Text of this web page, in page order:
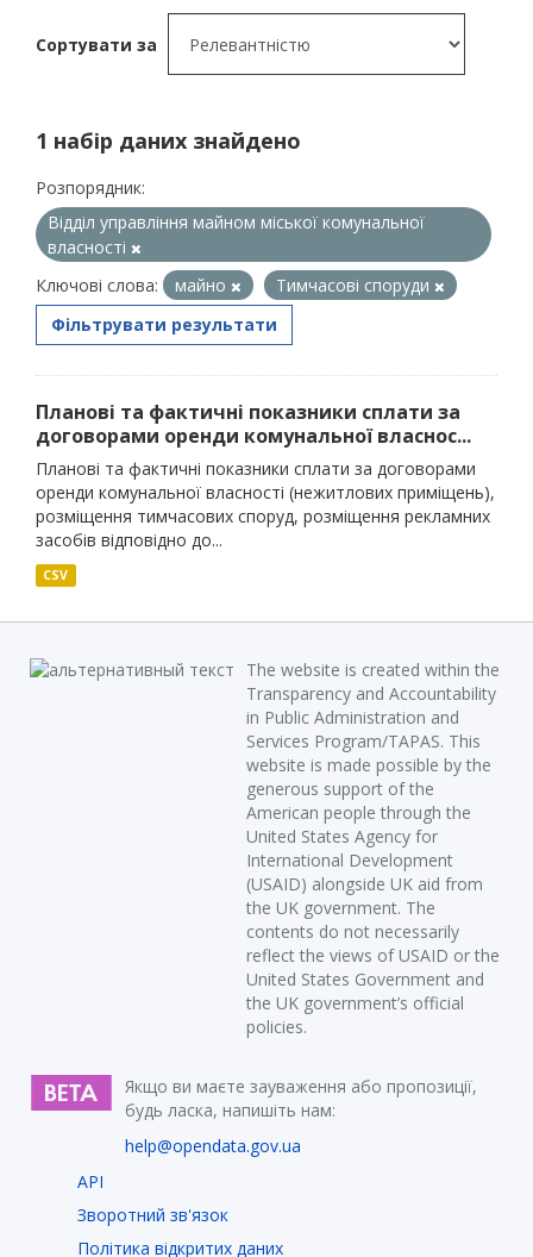
Сортувати за
1 набір даних знайдено
Розпорядник:
Відділ управління майном міської комунальної
власності
Ключові слова:
майно
Тимчасові споруди
Фільтрувати результати
Планові та фактичні показники сплати за
договорами оренди комунальної власнос...
Планові та фактичні показники сплати за договорами
оренди комунальної власності (нежитлових приміщень),
розміщення тимчасових споруд, розміщення рекламних
засобів відповідно до...
CSV
The website is created within the
Transparency and Accountability
in Public Administration and
Services Program/TAPAS. This
website is made possible by the
generous support of the
American people through the
United States Agency for
International Development
(USAID) alongside UK aid from
the UK government. The
contents do not necessarily
reflect the views of USAID or the
United States Government and
the UK government’s official
policies.
Якщо ви маєте зауваження або пропозиції,
будь ласка, напишіть нам:
help@opendata.gov.ua
API
Зворотний зв'язок
Політика відкритих даних